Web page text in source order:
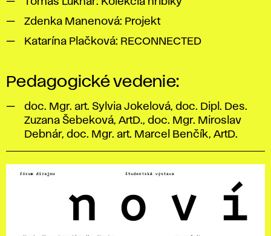
Zdenka Manenová: Projekt
Katarína Plačková: RECONNECTED
Pedagogické vedenie:
doc. Mgr. art. Sylvia Jokelová, doc. Dipl. Des.
Zuzana Šebeková, ArtD., doc. Mgr. Miroslav
Debnár, doc. Mgr. art. Marcel Benčík, ArtD.